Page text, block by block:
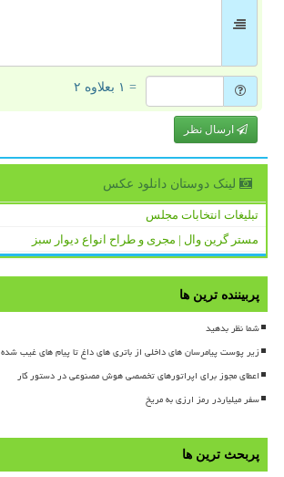
= ۱ بعلاوه ۲
ارسال نظر
لینک دوستان دانلود عكس
تبلیغات انتخابات مجلس
مستر گرین وال | مجری و طراح انواع دیوار سبز
پربیننده ترین ها
شما نظر بدهید
زیر پوست پیامرسان های داخلی از باتری های داغ تا پیام های غیب شده
اعطای مجوز برای اپراتورهای تخصصی هوش مصنوعی در دستور کار
سفر میلیاردر رمز ارزی به مریخ
پربحث ترین ها